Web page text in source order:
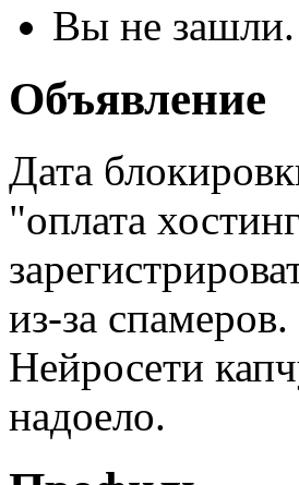
Вы не зашли.
Объявление
Дата
"оплата
из-за
Нейросети
надоело.